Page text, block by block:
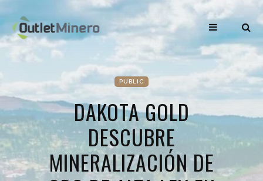
PUBLIC
DAKOTA GOLD
DESCUBRE
MINERALIZACIÓN DE